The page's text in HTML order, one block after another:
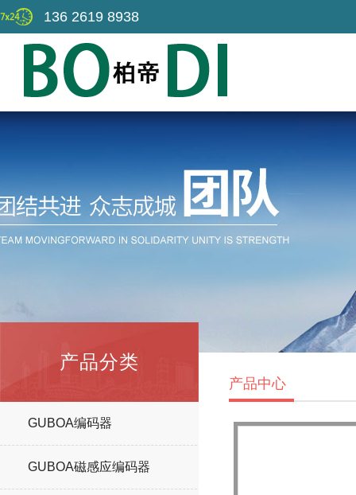
136 2619 8938
产品分类
GUBOA编码器
GUBOA磁感应编码器
产品中心